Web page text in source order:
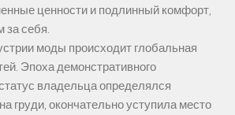
ценности и подлинный комфорт,
за себя.
моды происходит глобальная
Эпоха демонстративного
владельца определялся
груди, окончательно уступила место